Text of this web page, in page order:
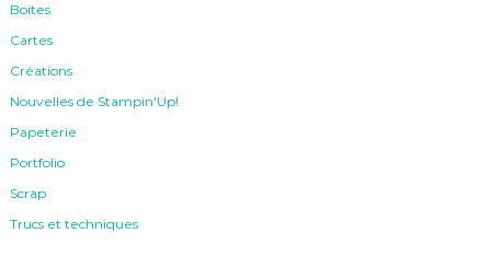
Boites
Cartes
Créations
Nouvelles de Stampin'Up!
Papeterie
Portfolio
Scrap
Trucs et techniques